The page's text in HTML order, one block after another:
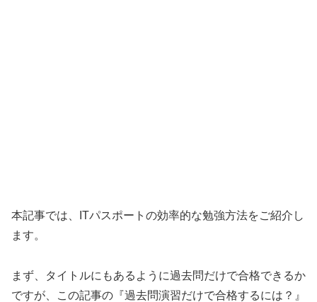
本記事では、ITパスポートの効率的な勉強方法をご紹介し
ます。
まず、タイトルにもあるように過去問だけで合格できるか
ですが、この記事の『過去問演習だけで合格するには？』